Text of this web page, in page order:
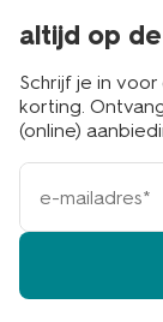
altijd op
Schrijf je in
korting.
(online)
e-
mailadres